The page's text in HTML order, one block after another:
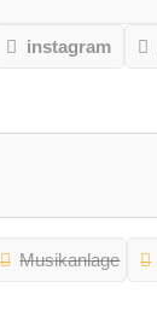
instagram
Musikanlage